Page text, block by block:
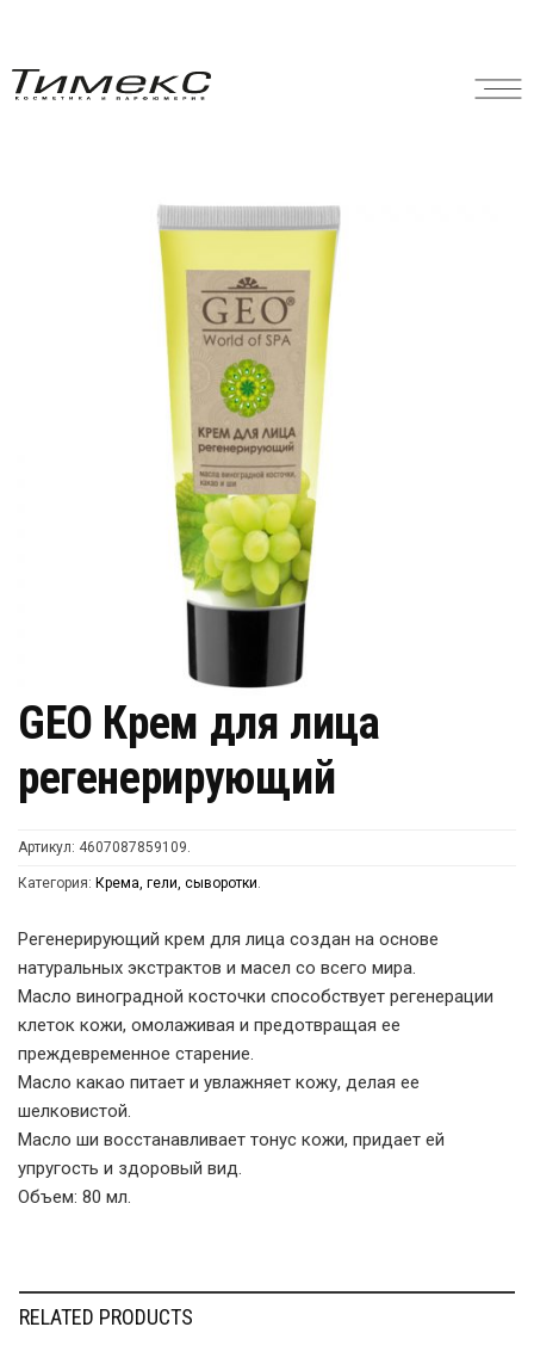
GEO Крем для лица
регенерирующий
Артикул: 4607087859109.
Категория: Крема, гели, сыворотки.
Регенерирующий крем для лица создан на основе
натуральных экстрактов и масел со всего мира.
Масло виноградной косточки способствует регенерации
клеток кожи, омолаживая и предотвращая ее
преждевременное старение.
Масло какао питает и увлажняет кожу, делая ее
шелковистой.
Масло ши восстанавливает тонус кожи, придает ей
упругость и здоровый вид.
Объем: 80 мл.
RELATED PRODUCTS